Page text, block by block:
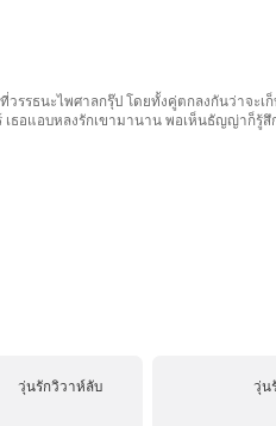
ธนะไพศาลกรุ๊ป โดยทั้งคู่ตกลงกันว่าจะเก็
ธอแอบหลงรักเขามานาน พอเห็นธัญญ่าก็รู้สึ
วุ่นรักวิวาห์ลับ วุ่น